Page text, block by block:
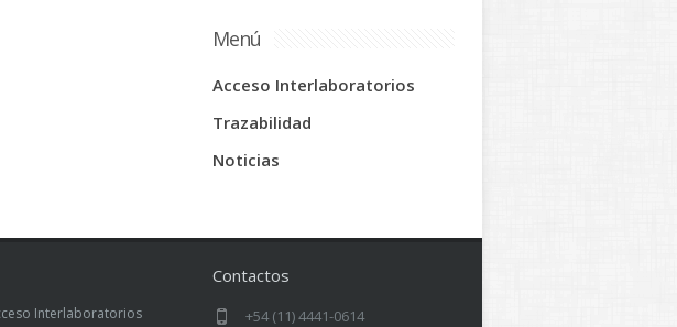
Menú
Acceso Interlaboratorios
Trazabilidad
Noticias
Interlaboratorios
Contactos
+54 (11) 4441-0614